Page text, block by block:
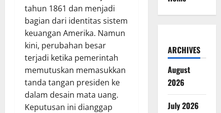
tahun 1861 dan menjadi
bagian dari identitas sistem
keuangan Amerika. Namun
kini, perubahan besar
terjadi ketika pemerintah
memutuskan memasukkan
tanda tangan presiden ke
dalam desain mata uang.
Keputusan ini dianggap
ARCHIVES
August
2026
July 2026